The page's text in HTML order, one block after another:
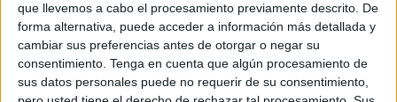
que llevemos a cabo el procesamiento previamente descrito. De
forma alternativa, puede acceder a información más detallada y
cambiar sus preferencias antes de otorgar o negar su
consentimiento. Tenga en cuenta que algún procesamiento de
sus datos personales puede no requerir de su consentimiento,
Directores creativos ejecutivos: Raquel Martínez,
Jon Lavín
Directores creativos: Álvaro López, Martín
Subercaseaux